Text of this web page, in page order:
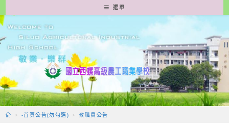
轉
至
要
容
選單
> -首頁公告(勿勾選) > 教職員公告